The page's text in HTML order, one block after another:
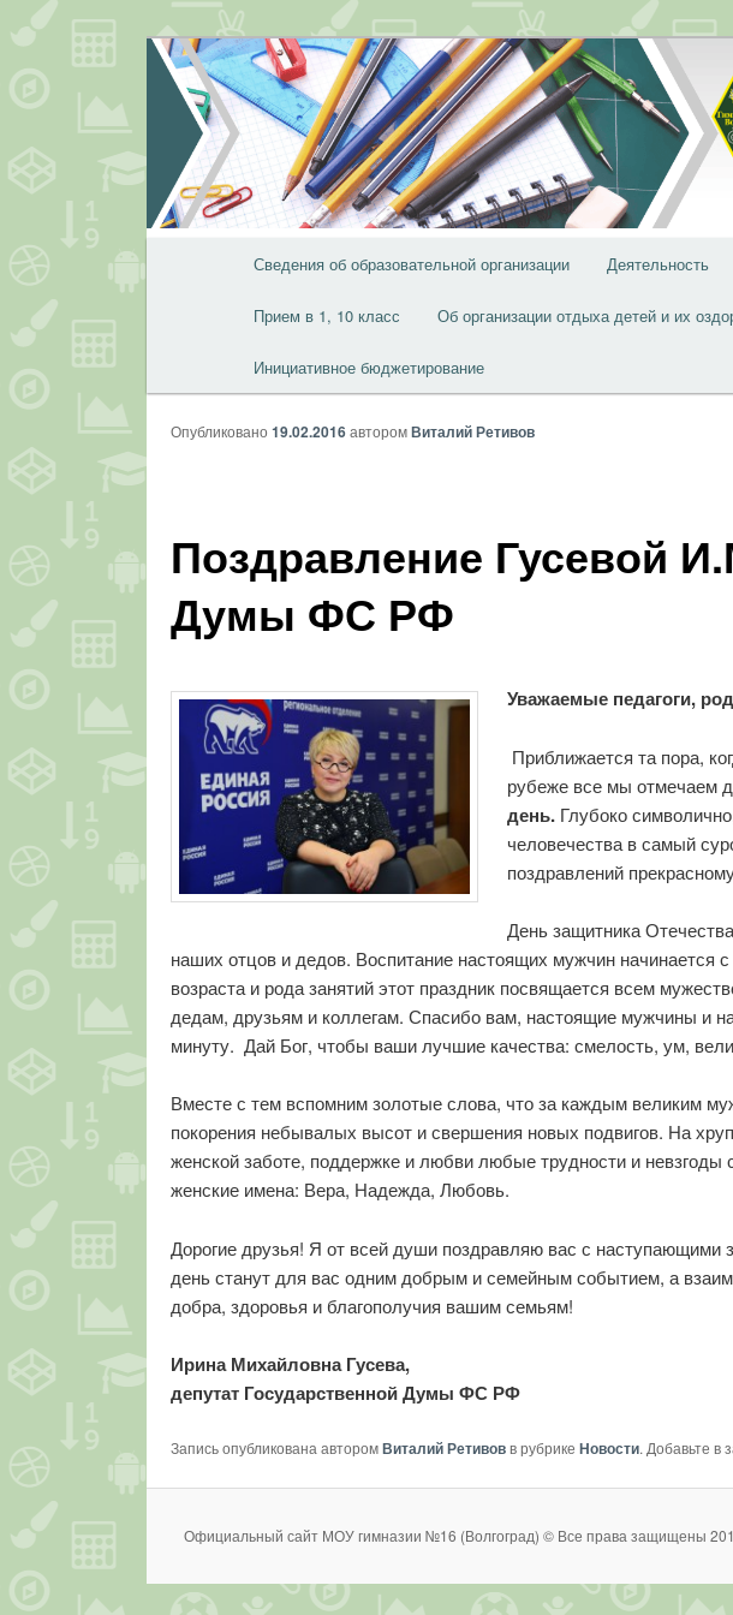
Перейти
к
основному
содержимому
Сведения об образовательной организации Деятельность
Прием в 1, 10 класс Об организации отдыха детей и их
Инициативное бюджетирование
Поздравление Гусевой
Думы ФС РФ
Опубликовано 19.02.2016авторомВиталий Ретивов
Уважаемые педагоги,
Приближается та пора,
рубеже все мы отмечаем
день. Глубоко
человечества в самый
поздравлений
День защитника
наших отцов и дедов. Воспитание настоящих мужчин
возраста и рода занятий этот праздник посвящается всем
дедам, друзьям и коллегам. Спасибо вам, настоящие мужчины и
минуту. Дай Бог, чтобы ваши лучшие качества: смелость, ум,
Вместе с тем вспомним золотые слова, что за каждым великим
покорения небывалых высот и свершения новых подвигов. На
женской заботе, поддержке и любви любые трудности и
женские имена: Вера, Надежда, Любовь.
Дорогие друзья! Я от всей души поздравляю вас с
день станут для вас одним добрым и семейным событием, а
добра, здоровья и благополучия вашим семьям!
Ирина Михайловна Гусева,
депутат Государственной Думы ФС РФ
Запись опубликована авторомВиталий Ретивовв рубрике Новости. Добавьте в
Официальный сайт МОУ гимназии №16 (Волгоград) © Все права защищены